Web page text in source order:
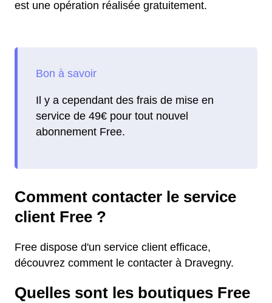
est une opération réalisée gratuitement.
Il y a cependant des frais de mise en
service de 49€ pour tout nouvel
abonnement Free.
Comment contacter le service
client Free ?
Free dispose d'un service client efficace,
découvrez comment le contacter à Dravegny.
Quelles sont les boutiques Free